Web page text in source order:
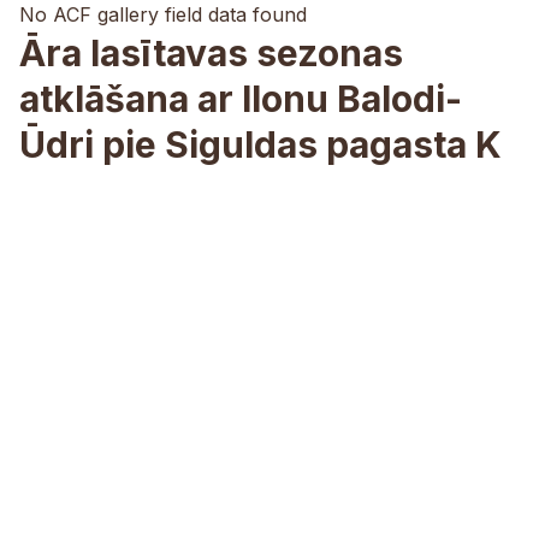
No ACF gallery field data found
Āra lasītavas sezonas
atklāšana ar Ilonu Balodi-
Ūdri pie Siguldas pagasta K